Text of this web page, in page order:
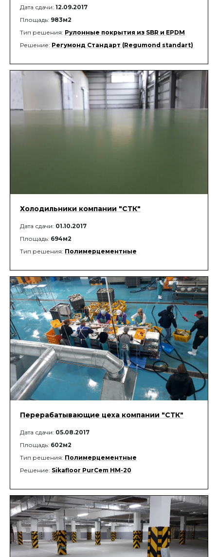
Дата сдачи: 12.09.2017
Площадь: 983м2
Тип решения: Рулонные покрытия из SBR и EPDM
Решение: Регумонд Стандарт (Regumond standart)
Холодильники компании "СТК"
Дата сдачи: 01.10.2017
Площадь: 694м2
Тип решения: Полимерцементные
Перерабатывающие цеха компании "СТК"
Дата сдачи: 05.08.2017
Площадь: 602м2
Тип решения: Полимерцементные
Решение: Sikafloor PurCem HМ-20